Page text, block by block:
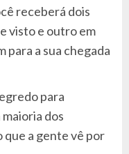
receberá dois
visto e outro em
para a sua chegada
para
dos
a gente vê por